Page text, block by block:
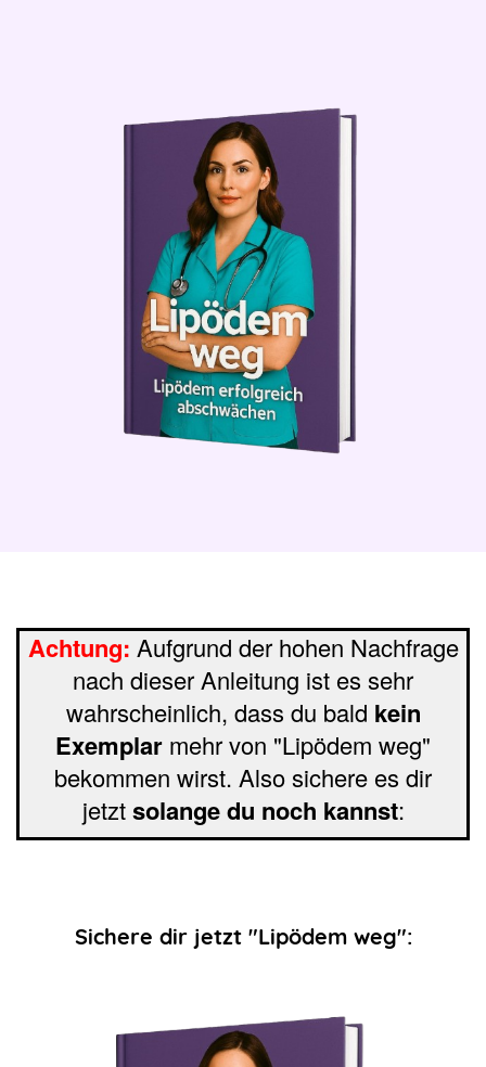
Achtung: Aufgrund der hohen Nachfrage
nach dieser Anleitung ist es sehr
wahrscheinlich, dass du bald kein
Exemplar mehr von "Lipödem weg"
bekommen wirst. Also sichere es dir
jetztsolange du noch kannst:
Sichere dir jetzt "Lipödem weg":